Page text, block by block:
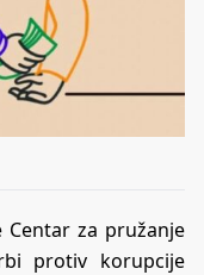
za pružanje
protiv korupcije